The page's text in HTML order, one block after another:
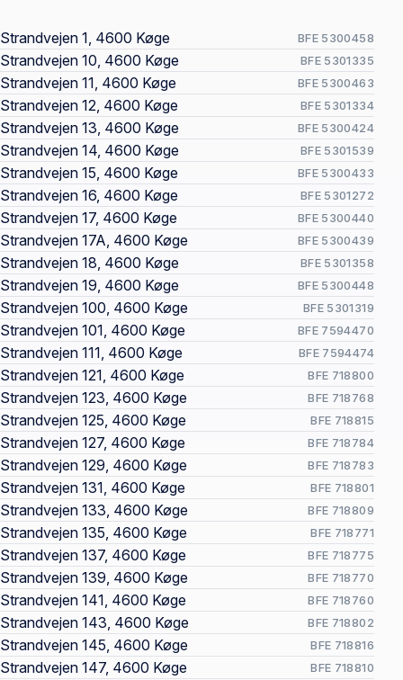
Offentlige ejendomssider
Strandvejen 1, 4600 Køge BFE 5300458
Strandvejen 10, 4600 Køge BFE 5301335
Strandvejen 11, 4600 Køge BFE 5300463
Strandvejen 12, 4600 Køge BFE 5301334
Strandvejen 13, 4600 Køge BFE 5300424
Strandvejen 14, 4600 Køge BFE 5301539
Strandvejen 15, 4600 Køge BFE 5300433
Strandvejen 16, 4600 Køge BFE 5301272
Strandvejen 17, 4600 Køge BFE 5300440
Strandvejen 17A, 4600 Køge BFE 5300439
Strandvejen 18, 4600 Køge BFE 5301358
Strandvejen 19, 4600 Køge BFE 5300448
Strandvejen 100, 4600 Køge BFE 5301319
Strandvejen 101, 4600 Køge BFE 7594470
Strandvejen 111, 4600 Køge BFE 7594474
Strandvejen 121, 4600 Køge BFE 718800
Strandvejen 123, 4600 Køge BFE 718768
Strandvejen 125, 4600 Køge BFE 718815
Strandvejen 127, 4600 Køge BFE 718784
Strandvejen 129, 4600 Køge BFE 718783
Strandvejen 131, 4600 Køge BFE 718801
Strandvejen 133, 4600 Køge BFE 718809
Strandvejen 135, 4600 Køge BFE 718771
Strandvejen 137, 4600 Køge BFE 718775
Strandvejen 139, 4600 Køge BFE 718770
Strandvejen 141, 4600 Køge BFE 718760
Strandvejen 143, 4600 Køge BFE 718802
Strandvejen 145, 4600 Køge BFE 718816
Strandvejen 147, 4600 Køge BFE 718810